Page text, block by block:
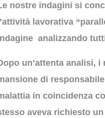
nostre indagini si
l’attività lavorativa
analizzando
un’attenta analisi,
di
in coincidenza
aveva richiesto